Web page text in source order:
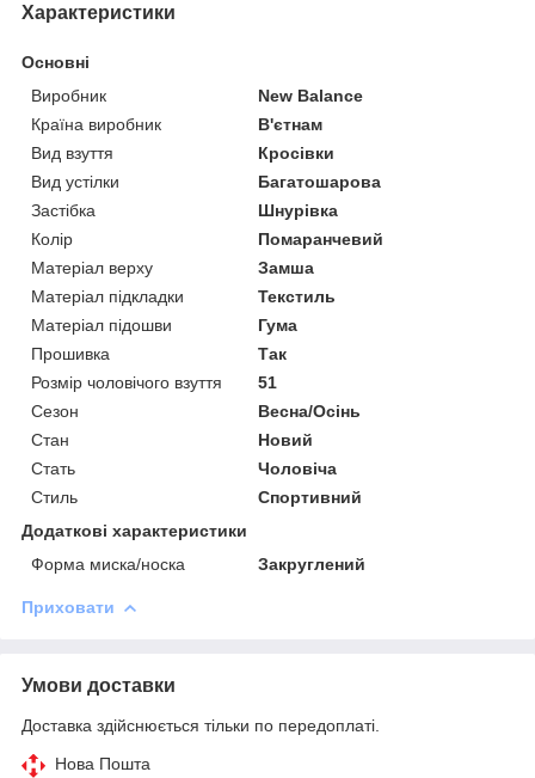
Характеристики
Основні
Виробник
New Balance
Країна виробник
В'єтнам
Вид взуття
Кросівки
Вид устілки
Багатошарова
Застібка
Шнурівка
Колір
Помаранчевий
Матеріал верху
Замша
Матеріал підкладки
Текстиль
Матеріал підошви
Гума
Прошивка
Так
Розмір чоловічого взуття
51
Сезон
Весна/Осінь
Стан
Новий
Стать
Чоловіча
Стиль
Спортивний
Додаткові характеристики
Форма миска/носка
Закруглений
Приховати
Умови доставки
Доставка здійснюється тільки по передоплаті.
Нова Пошта